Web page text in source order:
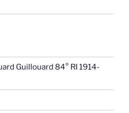
Guillouard 84° RI 1914-